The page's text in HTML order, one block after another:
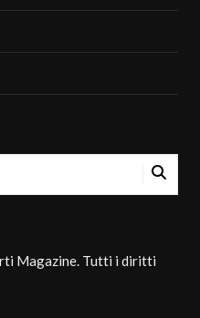
Magazine. Tutti i diritti